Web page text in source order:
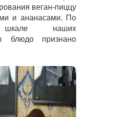
веган-пиццу
и ананасами. По
шкале наших
блюдо признано